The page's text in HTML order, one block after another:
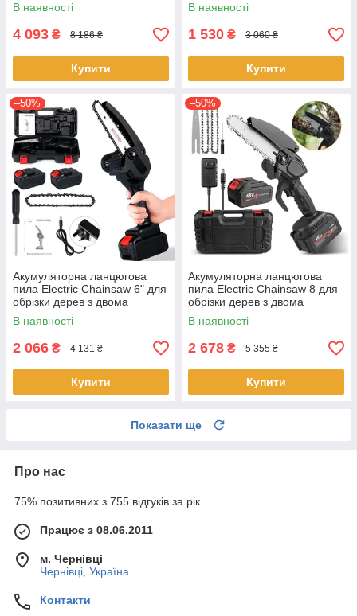
В наявності
4 093 ₴ 8 186 ₴
Купити
пластиковому кейсі Чорна
В наявності
1 530 ₴ 3 060 ₴
Купити
–50%
Акумуляторна ланцюгова
пила Electric Chainsaw 6" для
обрізки дерев з двома
акумуляторами в кейсі Чорна
В наявності
2 066 ₴ 4 131 ₴
Купити
–50%
Акумуляторна ланцюгова
пила Electric Chainsaw 8 для
обрізки дерев з двома
акумуляторами в кейсі Чорна
В наявності
2 678 ₴ 5 355 ₴
Купити
Показати ще
Про нас
75% позитивних з 755 відгуків за рік
Працює з 08.06.2011
м. Чернівці
Чернівці, Україна
Контакти